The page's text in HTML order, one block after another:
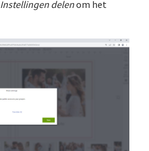
Instellingen delenom het